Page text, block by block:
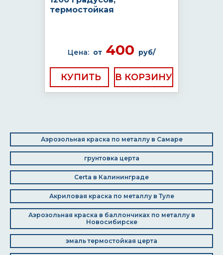
термостойкая
Цена: от 400 руб/
КУПИТЬ
Аэрозольная краска по металлу в Самаре
грунтовка церта
Certa в Калининграде
Акриловая краска по металлу в Туле
Аэрозольная краска в баллончиках по металлу в
Новосибирске
эмаль термостойкая церта